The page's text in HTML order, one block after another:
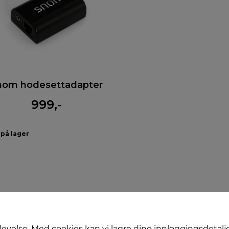
hodesettadapter
999,-
på lager